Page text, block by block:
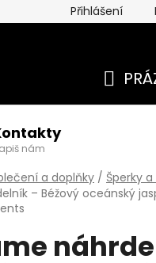
Přihlášení
nám
a doplňky / Šperky
– Béžový oceánský